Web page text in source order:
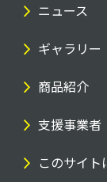
ニュース
ギャラリー
商品紹介
支援事業者
このサイト